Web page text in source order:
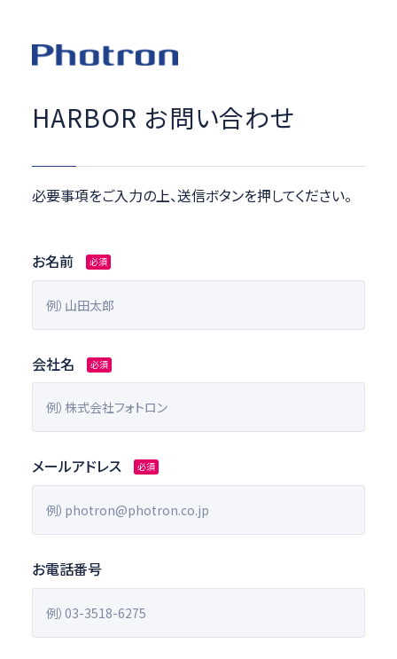
HARBOR お問い合わせ
必要事項をご入力の上、送信ボタンを押してください。
お名前 必須
会社名 必須
メールアドレス 必須
お電話番号